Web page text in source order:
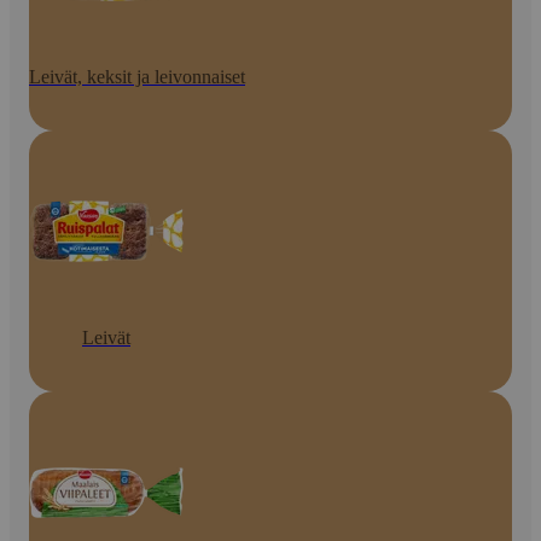
Leivät, keksit ja leivonnaiset
Leivät